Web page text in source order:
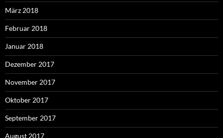
März 2018
Februar 2018
Januar 2018
Dezember 2017
November 2017
Oktober 2017
September 2017
August 2017